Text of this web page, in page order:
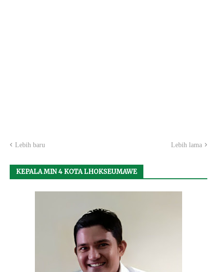
Lebih baru Lebih lama
KEPALA MIN 4 KOTA LHOKSEUMAWE